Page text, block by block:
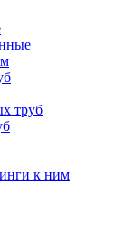
труб
к ним